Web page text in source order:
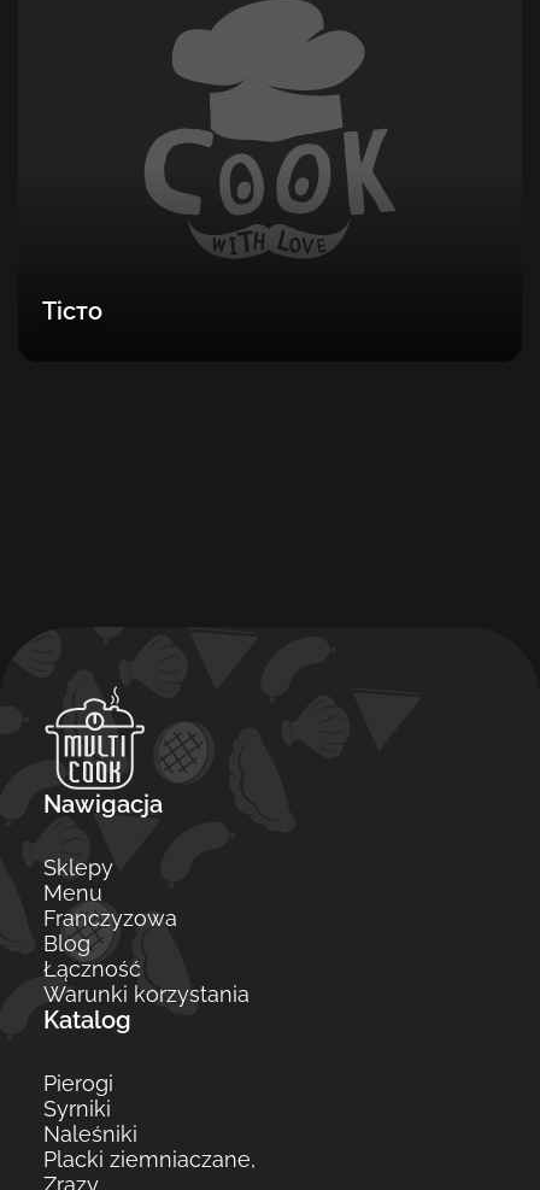
Тісто
Nawigacja
Sklepy
Menu
Franczyzowa
Blog
Łączność
Warunki korzystania
Katalog
Pierogi
Syrniki
Naleśniki
Placki ziemniaczane,
Zrazy